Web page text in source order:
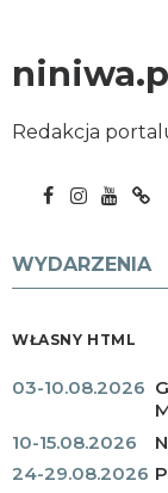
Redakcja
WYDARZENIA
WŁASNY HTML
03-10.08.2026
10-15.08.2026
24-29.08.2026